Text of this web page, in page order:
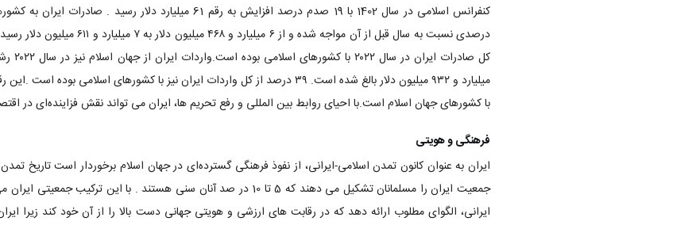
میلیارد و ۹۳۲ میلیون دلار بالغ شده است. ۳۹ درصد از کل واردات ایران نیز با کشورهای
با کشورهای جهان اسلام است.با احیای روابط بین المللی و رفع تحریم ها، ایران می تواند نقش فزاینده‌ای در
فرهنگی و هویتی
جمعیت ایران را مسلمانان تشکیل می دهند که 5 تا 10 در صد آنان سنی هستند . با این
ایرانی، الگوای مطلوب ارائه دهد که در رقابت های ارزشی و هویتی جهانی دست بالا را از آن خود کند زیرا